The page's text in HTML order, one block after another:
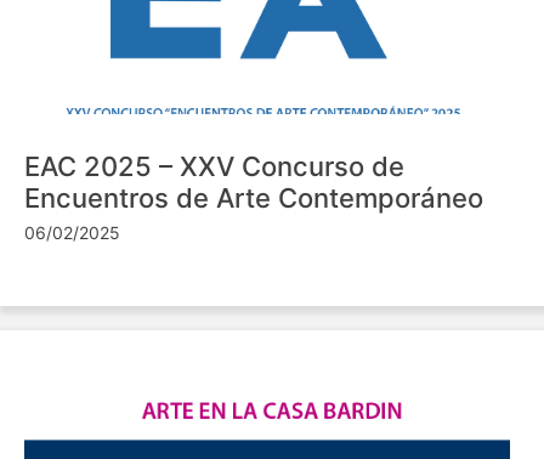
EAC 2025 – XXV Concurso de
Encuentros de Arte Contemporáneo
06/02/2025